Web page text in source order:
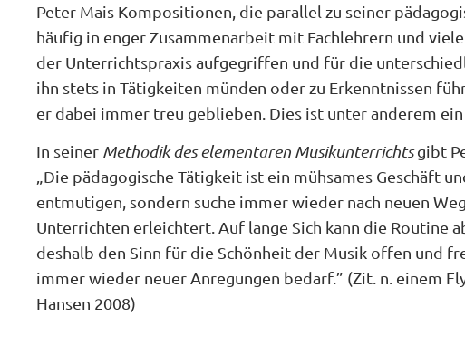
Peter Mais Kompositionen, die parallel zu seiner
häufig in enger Zusammenarbeit mit Fachlehrern und
der Unterrichtspraxis aufgegriffen und für die
ihn stets in Tätigkeiten münden oder zu Erkenntnissen
er dabei immer treu geblieben. Dies ist unter anderem
In seiner Methodik des elementaren Musikunterrichtsgibt
„Die pädagogische Tätigkeit ist ein mühsames Geschäft
entmutigen, sondern suche immer wieder nach neuen
Unterrichten erleichtert. Auf lange Sich kann die Routine
deshalb den Sinn für die Schönheit der Musik offen und
immer wieder neuer Anregungen bedarf.” (Zit. n. einem
Hansen 2008)